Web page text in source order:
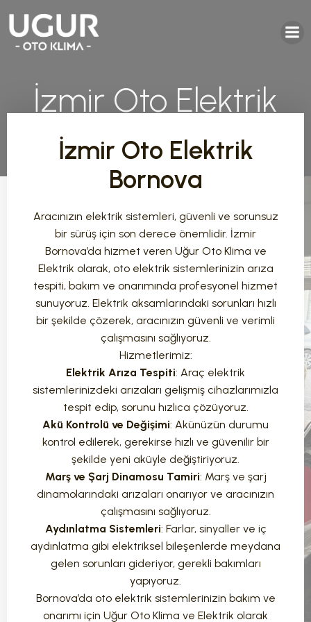
İzmir Oto Elektrik
Bornova
İzmir Oto Elektrik
Bornova
Aracınızın elektrik sistemleri, güvenli ve sorunsuz
bir sürüş için son derece önemlidir. İzmir
Bornova’da hizmet veren Uğur Oto Klima ve
Elektrik olarak, oto elektrik sistemlerinizin arıza
tespiti, bakım ve onarımında profesyonel hizmet
sunuyoruz. Elektrik aksamlarındaki sorunları hızlı
bir şekilde çözerek, aracınızın güvenli ve verimli
çalışmasını sağlıyoruz.
Hizmetlerimiz:
Elektrik Arıza Tespiti: Araç elektrik
sistemlerinizdeki arızaları gelişmiş cihazlarımızla
tespit edip, sorunu hızlıca çözüyoruz.
Akü Kontrolü ve Değişimi: Akünüzün durumu
kontrol edilerek, gerekirse hızlı ve güvenilir bir
şekilde yeni aküyle değiştiriyoruz.
Marş ve Şarj Dinamosu Tamiri: Marş ve şarj
dinamolarındaki arızaları onarıyor ve aracınızın
çalışmasını sağlıyoruz.
Aydınlatma Sistemleri: Farlar, sinyaller ve iç
aydınlatma gibi elektriksel bileşenlerde meydana
gelen sorunları gideriyor, gerekli bakımları
yapıyoruz.
Bornova’da oto elektrik sistemlerinizin bakım ve
onarımı için Uğur Oto Klima ve Elektrik olarak